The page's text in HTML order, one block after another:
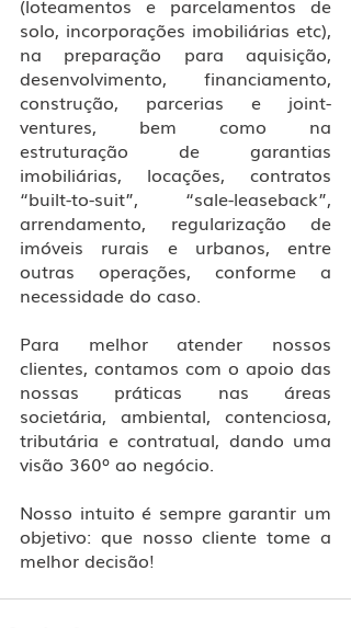
(loteamentos e parcelamentos de
solo, incorporações imobiliárias etc),
na preparação para aquisição,
desenvolvimento, financiamento,
construção, parcerias e joint-
ventures, bem como na
estruturação de garantias
imobiliárias, locações, contratos
“built-to-suit”, “sale-leaseback”,
arrendamento, regularização de
imóveis rurais e urbanos, entre
outras operações, conforme a
necessidade do caso.
Para melhor atender nossos
clientes, contamos com o apoio das
nossas práticas nas áreas
societária, ambiental, contenciosa,
tributária e contratual, dando uma
visão 360º ao negócio.
Nosso intuito é sempre garantir um
objetivo: que nosso cliente tome a
melhor decisão!